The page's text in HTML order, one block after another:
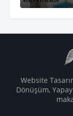
Website
Dönüşüm,